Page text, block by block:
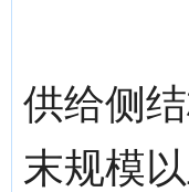
供给侧
末规模